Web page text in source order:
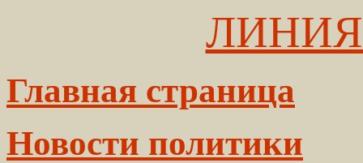
Главная страница
Новости политики